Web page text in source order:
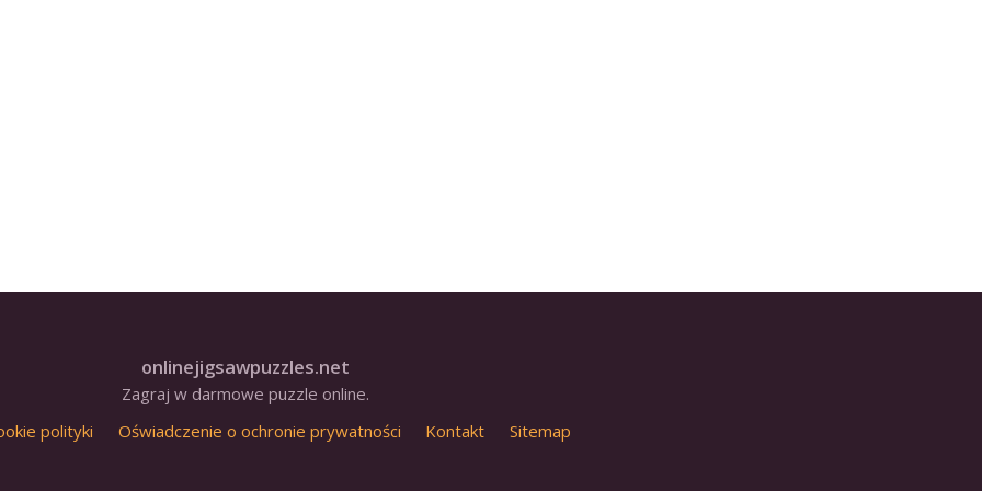
onlinejigsawpuzzles.net
Zagraj w darmowe puzzle online.
polityki Oświadczenie o ochronie prywatności Kontakt Sitemap